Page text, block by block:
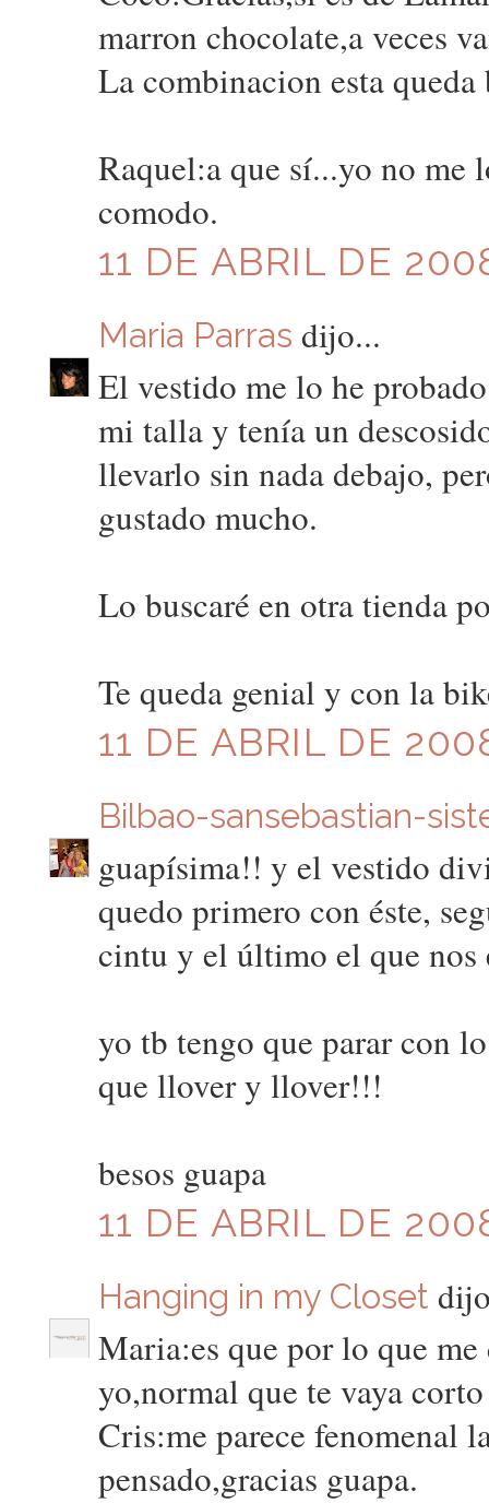
marron chocolate,a veces
La combinacion esta
Raquel:a que sí...yo no
comodo.
11 DE ABRIL DE
Maria Parras dijo...
El vestido me lo he
mi talla y tenía un
llevarlo sin nada debajo,
gustado mucho.
Lo buscaré en otra tienda
Te queda genial y con la
11 DE ABRIL DE
Bilbao-sansebastian-
guapísima!! y el vestido
quedo primero con éste,
cintu y el último el que nos
yo tb tengo que parar con
que llover y llover!!!
besos guapa
11 DE ABRIL DE
Hanging in my Closet
Maria:es que por lo que
yo,normal que te vaya
Cris:me parece fenomenal
pensado,gracias guapa.